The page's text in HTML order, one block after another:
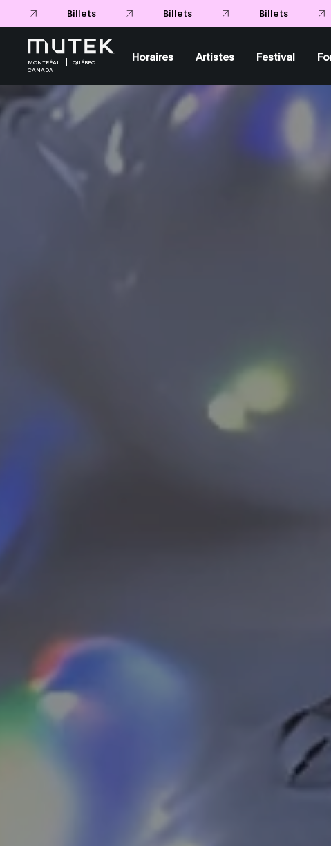
Billets Billets Billets
MONTRÉAL
QUÉBEC
CANADA
Horaires Artistes Festival